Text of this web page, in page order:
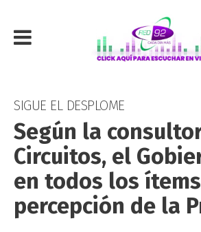
SIGUE EL DESPLOME
Según la
Circuitos, el
en todos los
percepción de la